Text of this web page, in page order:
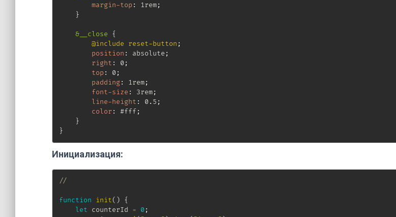
margin-top : 1rem;
}
&__close
{
@include reset-button ;
position : absolute ;
right : 0 ;
top : 0 ;
padding: 1rem;
font-size : 3rem;
line-height : 0.5 ;
color : #fff ;
}
}
Инициализация:
//
function init( )
{
let counterId = 0 ;